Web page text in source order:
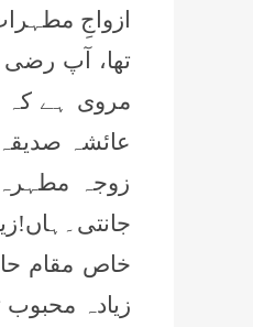
ازواجِ
تھا، آپ
مروی ہے کہ
عائشہ
زوجہ
خاص مقام